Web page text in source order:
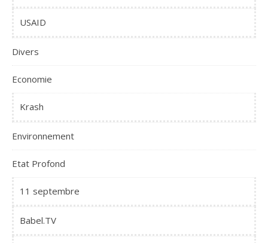
USAID
Divers
Economie
Krash
Environnement
Etat Profond
11 septembre
Babel.TV